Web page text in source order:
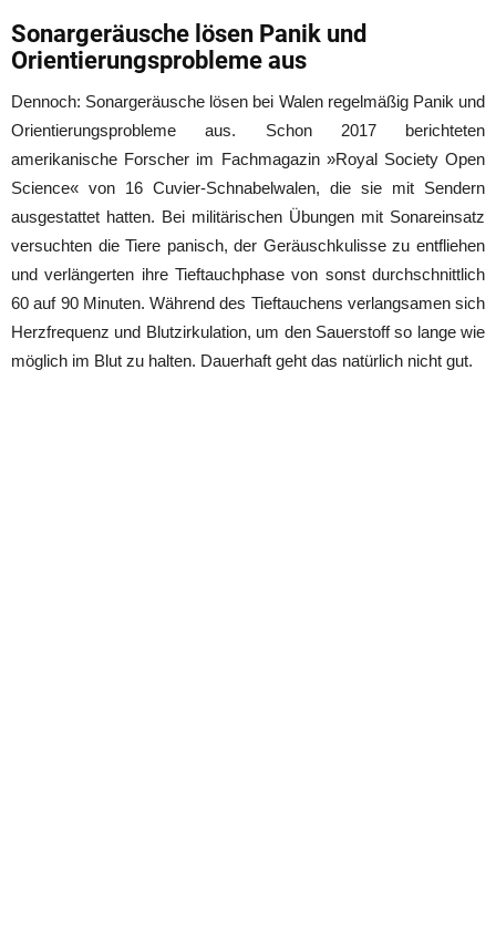
Sonargeräusche lösen Panik und
Orientierungsprobleme aus
Dennoch: Sonargeräusche lösen bei Walen regelmäßig Panik und
Orientierungsprobleme aus. Schon 2017 berichteten
amerikanische Forscher im Fachmagazin »Royal Society Open
Science« von 16 Cuvier-Schnabelwalen, die sie mit Sendern
ausgestattet hatten. Bei militärischen Übungen mit Sonareinsatz
versuchten die Tiere panisch, der Geräuschkulisse zu entfliehen
und verlängerten ihre Tieftauchphase von sonst durchschnittlich
60 auf 90 Minuten. Während des Tieftauchens verlangsamen sich
Herzfrequenz und Blutzirkulation, um den Sauerstoff so lange wie
möglich im Blut zu halten. Dauerhaft geht das natürlich nicht gut.